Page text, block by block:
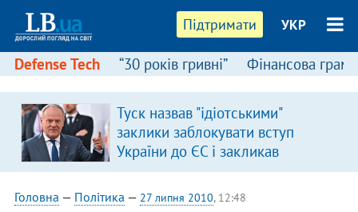
Підтримати УКР
Defense Tech “30 років гривні” Фінансова
Туск назвав "ідіотськими"
заклики заблокувати вступ
України до ЄС і закликав
припинити антиукраїнську
риторику
Головна — Політика — 27 липня 2010, 12:48